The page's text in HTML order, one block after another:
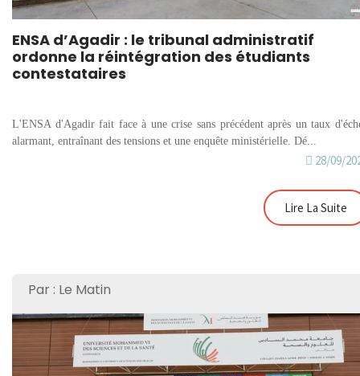
ENSA d’Agadir : le tribunal administratif
ordonne la réintégration des étudiants
contestataires
L'ENSA d'Agadir fait face à une crise sans précédent après un taux
alarmant, entraînant des tensions et une enquête ministérielle. Dé...
28/09/
Lire La Suite
Par : Le Matin